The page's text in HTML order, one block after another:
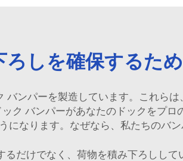
ろしを確保するた
ンパーを製造しています。これら
ク バンパーがあなたのドックをプ
になります。なぜなら、私たちのバ
るだけでなく、荷物を積み下ろしし